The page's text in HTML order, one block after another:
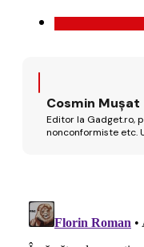
Cosmin Mușat
Editor la Gadget.ro,
nonconformiste etc.